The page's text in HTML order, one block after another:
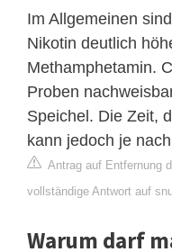
Im Allgemeinen
Nikotin deutlich
Methamphetamin.
Proben
Speichel. Die Zeit,
kann jedoch je
Antrag auf Entfernung
vollständige Antwort auf
Warum darf